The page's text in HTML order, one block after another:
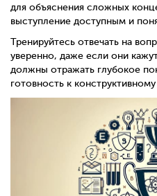
для объяснения сложных
выступление доступным и
Тренируйтесь отвечать на
уверенно, даже если они
должны отражать глубокое
готовность к конструктивному